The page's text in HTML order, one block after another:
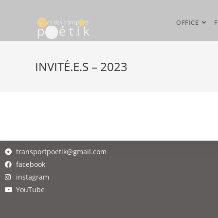
OFFICE
INVITÉ.E.S – 2023
transportpoetik@gmail.com
facebook
instagram
YouTube